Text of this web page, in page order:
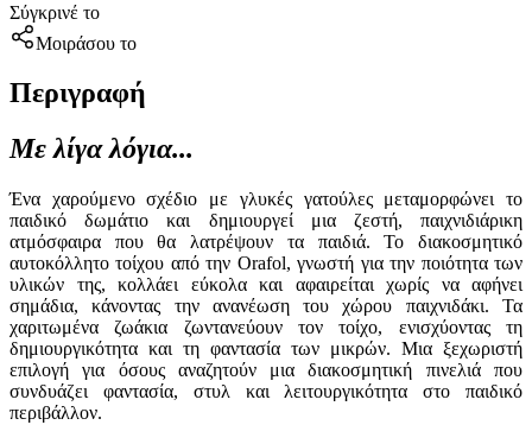
Σύγκρινέ το
Μοιράσου το
Περιγραφή
Με λίγα λόγια...
Ένα χαρούμενο σχέδιο με γλυκές γατούλες μεταμορφώνει το
παιδικό δωμάτιο και δημιουργεί μια ζεστή, παιχνιδιάρικη
ατμόσφαιρα που θα λατρέψουν τα παιδιά. Το διακοσμητικό
αυτοκόλλητο τοίχου από την Orafol, γνωστή για την ποιότητα των
υλικών της, κολλάει εύκολα και αφαιρείται χωρίς να αφήνει
σημάδια, κάνοντας την ανανέωση του χώρου παιχνιδάκι. Τα
χαριτωμένα ζωάκια ζωντανεύουν τον τοίχο, ενισχύοντας τη
δημιουργικότητα και τη φαντασία των μικρών. Μια ξεχωριστή
επιλογή για όσους αναζητούν μια διακοσμητική πινελιά που
συνδυάζει φαντασία, στυλ και λειτουργικότητα στο παιδικό
περιβάλλον.